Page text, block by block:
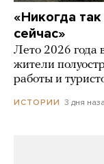
«Никогда
сейчас»
Лето 2026 года
жители
работы и
ИСТОРИИ 3 дня